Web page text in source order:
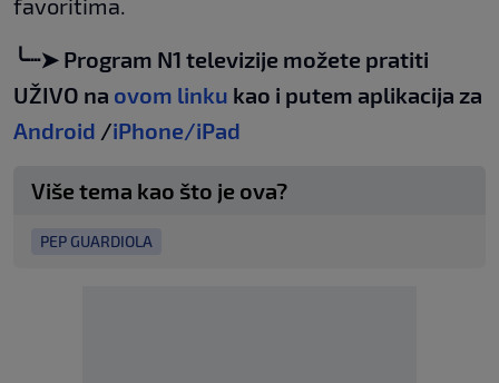
favoritima.
╰┈➤ Program N1 televizije možete pratiti
UŽIVO na ovom linku kao i putem aplikacija za
Android /iPhone/iPad
Više tema kao što je ova?
PEP GUARDIOLA